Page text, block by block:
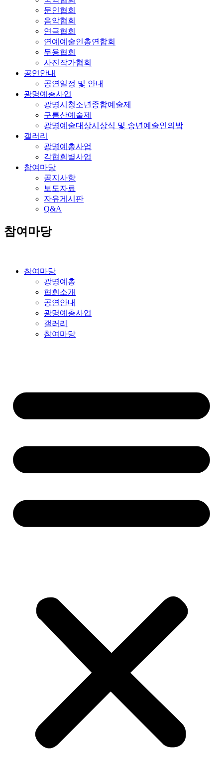
문인협회
음악협회
연극협회
연예예술인총연합회
무용협회
사진작가협회
공연안내
공연일정 및 안내
광명예총사업
광명시청소년종합예술제
구름산예술제
광명예술대상시상식 및 송년예술인의밤
갤러리
광명예총사업
각협회별사업
참여마당
공지사항
보도자료
자유게시판
Q&A
참여마당
참여마당
광명예총
협회소개
공연안내
광명예총사업
갤러리
참여마당